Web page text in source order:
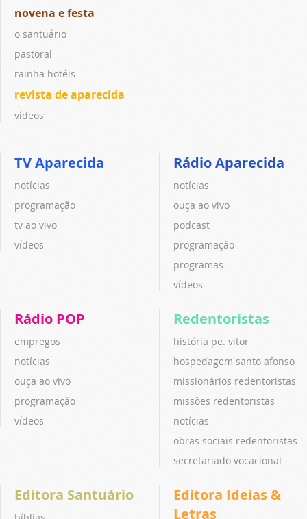
novena e festa
o santuário
pastoral
rainha hotéis
revista de aparecida
vídeos
TV Aparecida
notícias
programação
tv ao vivo
vídeos
Rádio Aparecida
notícias
ouça ao vivo
podcast
programação
programas
vídeos
Rádio POP
empregos
notícias
ouça ao vivo
programação
vídeos
Redentoristas
história pe. vitor
hospedagem santo afonso
missionários redentoristas
missões redentoristas
notícias
obras sociais redentoristas
secretariado vocacional
Editora Santuário
Editora Ideias &
Letras